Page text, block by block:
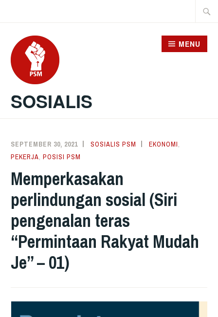
content
SOSIALIS
MENU
SEPTEMBER 30, 2021 SOSIALIS PSM EKONOMI
PEKERJA ,POSISI PSM
Memperkasakan
perlindungan sosial (Siri
pengenalan teras
“Permintaan Rakyat Mudah
Je” – 01)